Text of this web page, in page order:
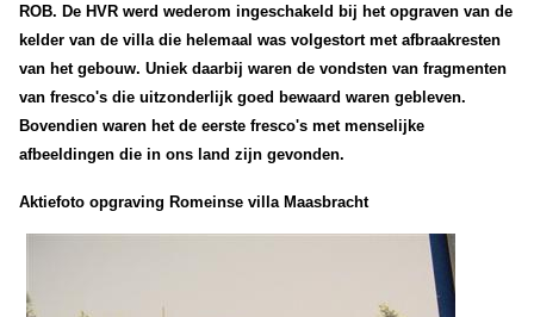
ROB. De HVR werd wederom ingeschakeld bij het opgraven van de
kelder van de villa die helemaal was volgestort met afbraakresten
van het gebouw. Uniek daarbij waren de vondsten van fragmenten
van fresco's die uitzonderlijk goed bewaard waren gebleven.
Bovendien waren het de eerste fresco's met menselijke
afbeeldingen die in ons land zijn gevonden.
Aktiefoto opgraving Romeinse villa Maasbracht